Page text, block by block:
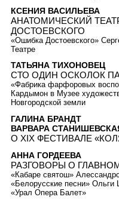
КСЕНИЯ ВАСИЛЬЕВА
АНАТОМИЧЕСКИЙ
ДОСТОЕВСКОГО
«Ошибка Достоевского»
Театре
ТАТЬЯНА ТИХОНОВЕЦ
СТО ОДИН ОСКОЛОК
«Фабрика фарфоровых
Кардымон в Музее
Новгородской земли
ГАЛИНА БРАНДТ
ВАРВАРА
О XIX ФЕСТИВАЛЕ
АННА ГОРДЕЕВА
РАЗГОВОРЫ О
«Кабаре святош»
«Белорусские песни» Ольги
«Урал Опера Балет»